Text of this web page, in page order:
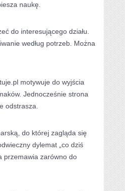
naukę.
do interesującego działu.
według potrzeb. Można
motywuje do wyjścia
Jednocześnie strona
odstrasza.
do której zagląda się
dylemat „co dziś
przemawia zarówno do